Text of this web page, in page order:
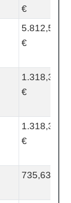
€
5.812,50
€
1.318,33
€
1.318,33
€
735,63 €